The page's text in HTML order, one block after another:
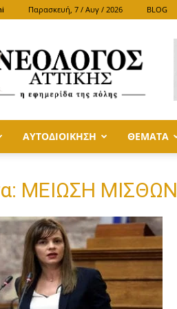
Παρασκευή, 7 / Αυγ / 2026 BLOG
ΑΤΤΙΚΗΣ
ΑΥΤΟΔΙΟΙΚΗΣΗ ΘΕΜΑΤΑ
ΜΕΙΩΣΗ ΜΙΣΘΩΝ